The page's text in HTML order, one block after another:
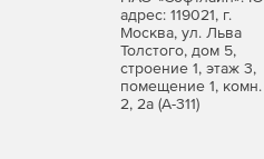
Ускорение
Упрощение
адрес: 119021, г.
Москва, ул. Льва
Толстого, дом 5,
строение 1, этаж 3,
помещение 1,
2, 2а (А-311)